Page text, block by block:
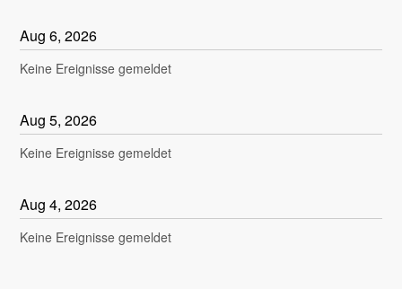
Aug6,2026
Keine Ereignisse gemeldet
Aug5,2026
Keine Ereignisse gemeldet
Aug4,2026
Keine Ereignisse gemeldet